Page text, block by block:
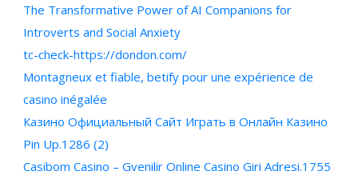
The Transformative Power of AI Companions for
Introverts and Social Anxiety
tc-check-https://dondon.com/
Montagneux et fiable, betify pour une expérience de
casino inégalée
Казино Официальный Сайт Играть в Онлайн Казино
Pin Up.1286 (2)
Casibom Casino – Gvenilir Online Casino Giri Adresi.1755